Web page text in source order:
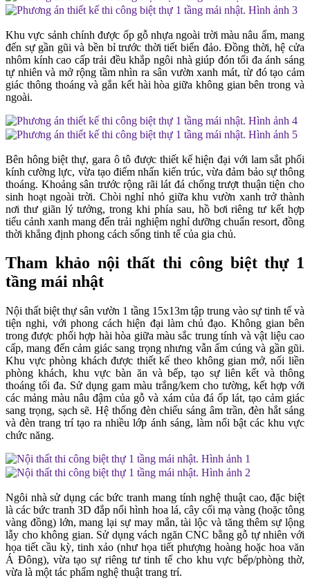
Khu vực sảnh chính được ốp gỗ nhựa ngoài trời màu nâu ấm, mang
đến sự gần gũi và bền bỉ trước thời tiết biển đảo. Đồng thời, hệ cửa
nhôm kính cao cấp trải đều khắp ngôi nhà giúp đón tối đa ánh sáng
tự nhiên và mở rộng tầm nhìn ra sân vườn xanh mát, từ đó tạo cảm
giác thông thoáng và gắn kết hài hòa giữa không gian bên trong và
ngoài.
Bên hông biệt thự, gara ô tô được thiết kế hiện đại với lam sắt phối
kính cường lực, vừa tạo điểm nhấn kiến trúc, vừa đảm bảo sự thông
thoáng. Khoảng sân trước rộng rãi lát đá chống trượt thuận tiện cho
sinh hoạt ngoài trời. Chòi nghỉ nhỏ giữa khu vườn xanh trở thành
nơi thư giãn lý tưởng, trong khi phía sau, hồ bơi riêng tư kết hợp
tiểu cảnh xanh mang đến trải nghiệm nghỉ dưỡng chuẩn resort, đồng
thời khẳng định phong cách sống tinh tế của gia chủ.
Tham khảo nội thất thi công biệt thự 1
tầng mái nhật
Nội thất biệt thự sân vườn 1 tầng 15x13m tập trung vào sự tinh tế và
tiện nghi, với phong cách hiện đại làm chủ đạo. Không gian bên
trong được phối hợp hài hòa giữa màu sắc trung tính và vật liệu cao
cấp, mang đến cảm giác sang trọng nhưng vẫn ấm cúng và gần gũi.
Khu vực phòng khách được thiết kế theo không gian mở, nối liền
phòng khách, khu vực bàn ăn và bếp, tạo sự liên kết và thông
thoáng tối đa. Sử dụng gam màu trắng/kem cho tường, kết hợp với
các mảng màu nâu đậm của gỗ và xám của đá ốp lát, tạo cảm giác
sang trọng, sạch sẽ. Hệ thống đèn chiếu sáng âm trần, đèn hắt sáng
và đèn trang trí tạo ra nhiều lớp ánh sáng, làm nổi bật các khu vực
chức năng.
Ngôi nhà sử dụng các bức tranh mang tính nghệ thuật cao, đặc biệt
là các bức tranh 3D đắp nổi hình hoa lá, cây cối mạ vàng (hoặc tông
vàng đồng) lớn, mang lại sự may mắn, tài lộc và tăng thêm sự lộng
lẫy cho không gian. Sử dụng vách ngăn CNC bằng gỗ tự nhiên với
họa tiết cầu kỳ, tinh xảo (như họa tiết phượng hoàng hoặc hoa văn
Á Đông), vừa tạo sự riêng tư tinh tế cho khu vực bếp/phòng thờ,
vừa là một tác phẩm nghệ thuật trang trí.